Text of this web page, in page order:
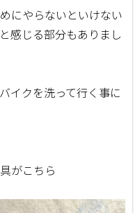
にやらないといけない
感じる部分もありまし
イクを洗って行く事に
がこちら